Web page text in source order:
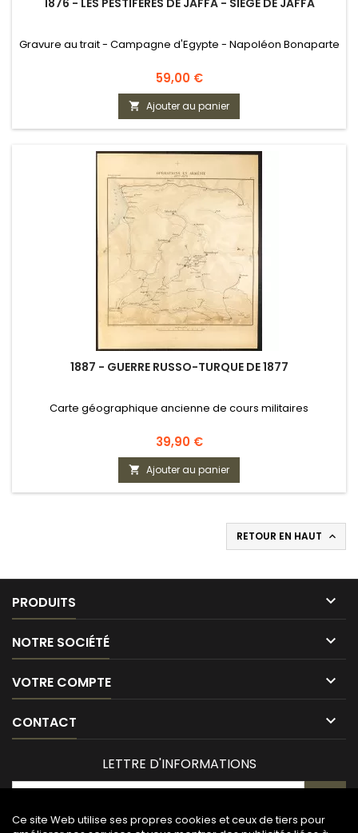
Gravure au trait - Campagne d'Egypte - Napoléon Bonaparte
Prix
59,00 €
 Ajouter au panier
1887 - GUERRE RUSSO-TURQUE DE 1877
Carte géographique ancienne de cours militaires
Prix
39,90 €
 Ajouter au panier
RETOUR EN HAUT 
PRODUITS 
NOTRE SOCIÉTÉ 
VOTRE COMPTE 
CONTACT 
Ce site Web utilise ses propres cookies et ceux de tiers pour
LETTRE D'INFORMATIONS